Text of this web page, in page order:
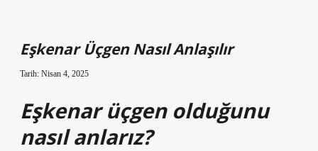
Eşkenar Üçgen Nasıl Anlaşılır
Tarih: Nisan 4, 2025
Eşkenar üçgen olduğunu
nasıl anlarız?